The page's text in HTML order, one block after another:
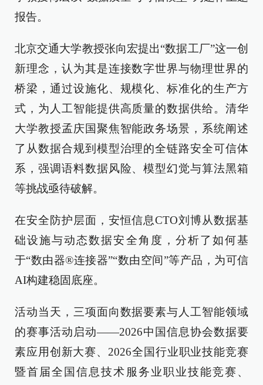
报告。
北京交通大学教授张向宏提出“数据工厂”这一创
新理念，认为其是连接数字世界与物理世界的
桥梁，通过设施化、规模化、标准化的生产方
式，为人工智能提供高质量的数据供给。清华
大学教授孟庆国聚焦智能政务场景，系统阐述
了从数据合规到模型治理的全链路安全可信体
系，强调语料数据风险、模型幻觉与算法黑箱
等挑战亟待破解。
在安全防护层面，安恒信息CTO刘博从数据基
础设施与动态数据安全角度，分析了如何基
于“数由器®连接器”“数由空间”等产品，为可信
AI构建稳固底座。
活动当天，三项面向数据要素与人工智能领域
的赛事活动启动——2026中国信息协会数据要
素应用创新大赛、2026全国行业职业技能竞赛
暨首届全国信息技术服务业职业技能竞赛、